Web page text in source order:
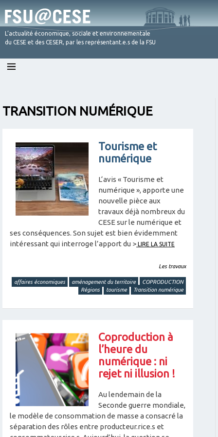
L’actualité économique, sociale et environnementale
du CESE et des CESER, par les représentant.e.s de la FSU
Skip
TRANSITION NUMÉRIQUE
Tourisme et
numérique
L‘avis « Tourisme et
numérique », apporte une
nouvelle pièce aux
travaux déjà nombreux du
CESE sur le numérique et
ses conséquences. Son sujet est bien évidemment
intéressant qui interroge l’apport du > LIRE LA SUITE
Les travaux
affaires économiques aménagement du territoire
COPRODUCTION
Régions
tourisme Transition numérique
Coproduction à
l’heure du
numérique : ni
rejet ni illusion !
Au lendemain de la
Seconde guerre mondiale,
le modèle de consommation de masse a consacré la
séparation des rôles entre producteur.rice.s et